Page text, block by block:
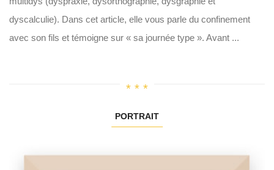
dyscalculie). Dans cet article, elle vous parle du confinement
avec son fils et témoigne sur « sa journée type ». Avant ...
PORTRAIT